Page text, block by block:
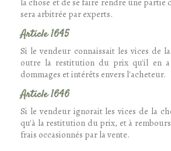
la chose et de se faire rendre une
sera arbitrée par experts.
Article 1645
Si le vendeur connaissait les vices de
outre la restitution du prix qu'il en
dommages et intérêts envers l'acheteur.
Article 1646
Si le vendeur ignorait les vices de la
qu'à la restitution du prix, et à
frais occasionnés par la vente.